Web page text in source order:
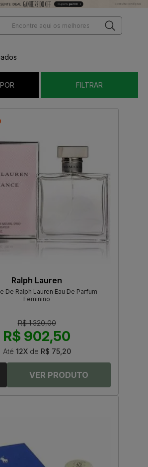
FILTRAR
Ralph Lauren
De Ralph Lauren Eau De Parfum
Feminino
R$ 1.320,00
R$ 902,50
Até 12Xde R$ 75,20